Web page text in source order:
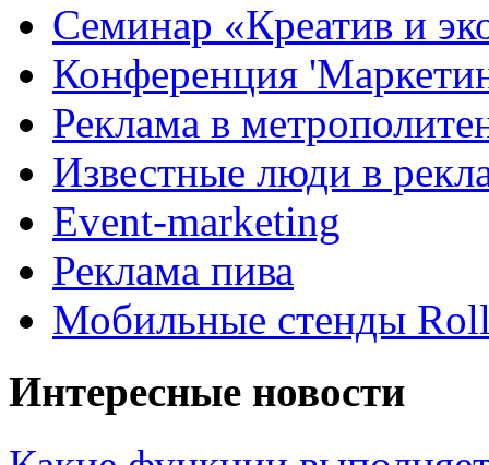
Семинар «Креатив и
Конференция
Реклама в
Известные люди в
Event-marketing
Реклама пива
Мобильные стенды
Интересные новости